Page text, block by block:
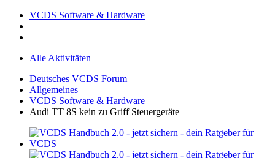
VCDS Software & Hardware
Alle Aktivitäten
Deutsches VCDS Forum
Allgemeines
VCDS Software & Hardware
Audi TT 8S kein zu Griff Steuergeräte